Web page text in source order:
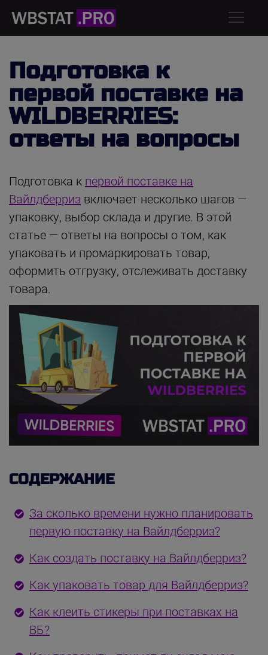
Подготовка к
первой поставке на
WILDBERRIES:
ответы на вопросы
Подготовка к первой поставке на
Вайлдберриз включает несколько шагов —
упаковку, выбор склада и другие. В этой
статье — ответы на вопросы о том, как
упаковать и промаркировать товар,
оформить отгрузку, отслеживать доставку
товара.
СОДЕРЖАНИЕ
За сколько времени нужно планировать
первую поставку на Вайлдберриз?
Как создать поставку на Вайлдберриз?
Как упаковать товар для Вайлдберриз?
Как клеить стикеры при поставках на
ВБ?